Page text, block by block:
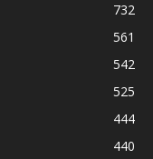
732
561
542
525
444
440